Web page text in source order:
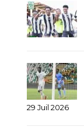
29 Juil 2026